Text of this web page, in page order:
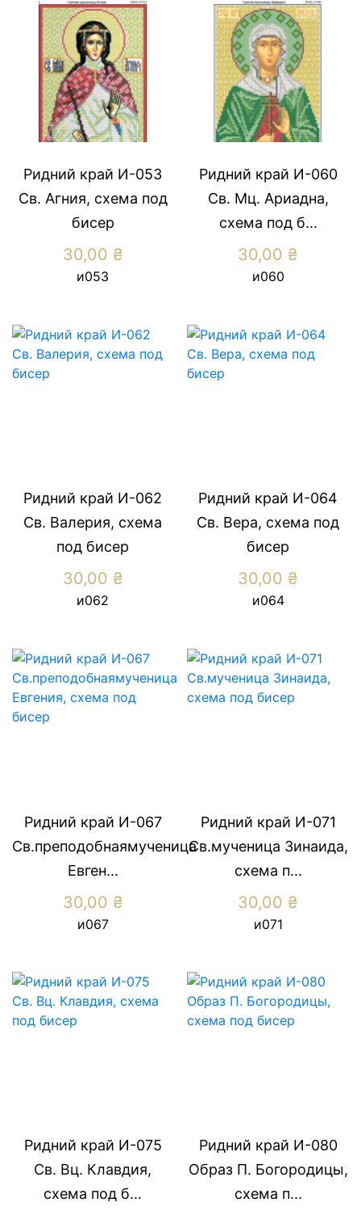
Ридний край И-053
Св. Агния, схема под
бисер
30,00 ₴
и053
Ридний край И-060
Св. Мц. Ариадна,
схема под б...
30,00 ₴
и060
Ридний край И-062
Св. Валерия, схема
под бисер
30,00 ₴
и062
Ридний край И-064
Св. Вера, схема под
бисер
30,00 ₴
и064
Ридний край И-067
Св.преподобнаямученица
Евген...
30,00 ₴
и067
Ридний край И-071
Св.мученица Зинаида,
схема п...
30,00 ₴
и071
Ридний край И-075
Св. Вц. Клавдия,
схема под б...
Ридний край И-080
Образ П. Богородицы,
схема п...